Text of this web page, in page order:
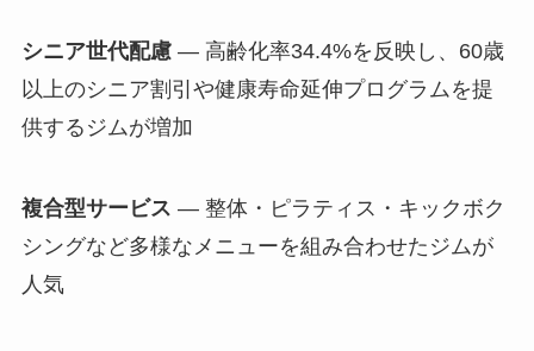
シニア世代配慮— 高齢化率34.4%を反映し、60歳
以上のシニア割引や健康寿命延伸プログラムを提
供するジムが増加
複合型サービス — 整体・ピラティス・キックボク
シングなど多様なメニューを組み合わせたジムが
人気